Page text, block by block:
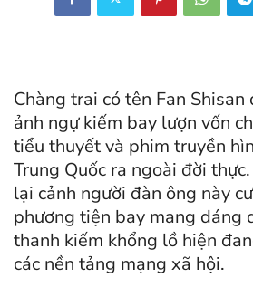
Chàng trai có tên Fan Shisan
ảnh ngự kiếm bay lượn vốn
tiểu thuyết và phim truyền
Trung Quốc ra ngoài đời
lại cảnh người đàn ông này
phương tiện bay mang dáng
thanh kiếm khổng lồ hiện
các nền tảng mạng xã hội.